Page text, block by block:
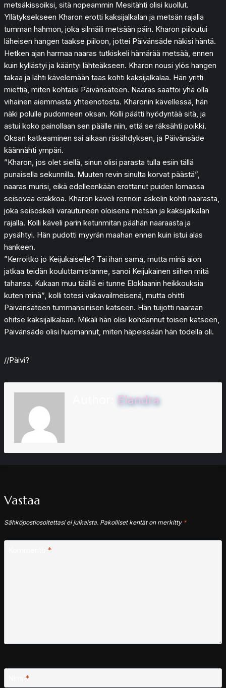
metsäkissoiksi, sitä nopeammin Mesitähti olisi kuollut.
Yllätyksekseen Kharon erotti kaksijalkalan ja metsän rajalla
tumman hahmon, joka silmäili metsään päin. Kharon piiloutui
läheisen hangen taakse piiloon, jottei Päivänsäde näkisi häntä.
Hetken ajan harmaa naaras tutkiskeli hämärää metsää, ennen
kuin kyllästyi ja kääntyi lähteäkseen. Kharon nousi ylös hangen
takaa ja lähti kävelemään taas kohti kaksijalkalaa. Hän yritti
miettiä, miten kohtaisi Päivänsäteen. Naaras saattoi yhä olla
vihainen aiemmasta yhteenotosta. Kharonin kävellessä, hän
näki polulle pudonneen oksan. Kolli päätti hyödyntää sitä, ja
astui koko painollaan sen päälle niin, että se räksähti poikki.
Oksan katkeaminen sai aikaan räsähdyksen, ja Päivänsäde
käännähti ympäri.
”Kharon, jos olet siellä, sinun olisi parasta tulla esiin tällä
punaisella sekunnilla. Muuten revin sinulta korvat päästä”,
naaras murisi, eikä edelleenkään erottanut puiden lomassa
seisovaa erakkoa. Kharon käveli rennoin askelin kohti naarasta,
joka seisoskeli varautuneen oloisena metsän ja kaksijalkalan
rajalla. Kolli käveli parin ketunmitan päähän naaraasta ja
pysähtyi. Hän pudotti myyrän maahan ennen kuin istui alas
hankeen.
”Kerroitko jo Keijukaiselle? Tai ihan sama, mutta minä aion
jatkaa teidän kouluttamistanne, sanoi Keijukainen siihen mitä
tahansa. Kukaan muu täällä ei tunne Eloklaanin heikkouksia
kuten minä”, kolli totesi vakavailmeisenä, mutta ohitti
Päivänsäteen tummansinisen katseen. Hän tuijotti naaraan
ohitse kaksijalkalaan. Mikäli hän olisi kohdannut toisen katseen,
Päivänsäde olisi huomannut, miten häpeissään hän todella oli.
//Päivi?
Elandra
Vastaa
Sähköpostiosoitettasi ei julkaista. Pakolliset kentät on merkitty *
*
*